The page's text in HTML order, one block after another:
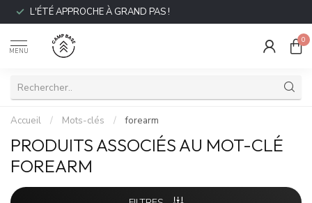
L'ÉTÉ APPROCHE À GRAND PAS !
MENU
0
Accueil / Mots-clés / forearm
PRODUITS ASSOCIÉS AU MOT-CLÉ
FOREARM